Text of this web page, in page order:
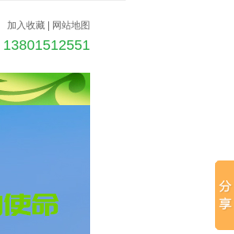
加入收藏
网站地图
13801512551